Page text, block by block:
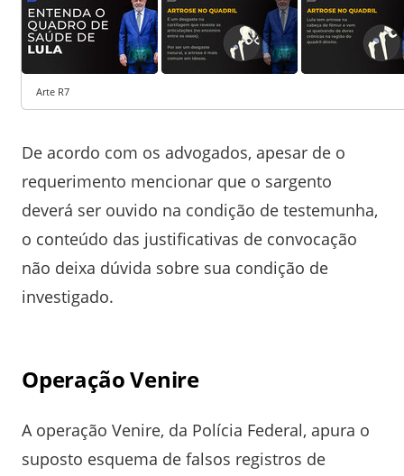
Arte R7
De acordo com os advogados, apesar de o
requerimento mencionar que o sargento
deverá ser ouvido na condição de testemunha,
o conteúdo das justificativas de convocação
não deixa dúvida sobre sua condição de
investigado.
Operação Venire
A operação Venire, da Polícia Federal, apura o
suposto esquema de falsos registros de